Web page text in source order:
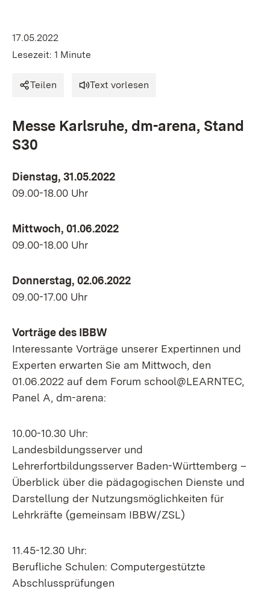
17.05.2022
Lesezeit: 1 Minute
Teilen Text vorlesen
Messe Karlsruhe, dm-arena, Stand
S30
Dienstag, 31.05.2022
09.00-18.00 Uhr
Mittwoch, 01.06.2022
09.00-18.00 Uhr
Donnerstag, 02.06.2022
09.00-17.00 Uhr
Vorträge des IBBW
Interessante Vorträge unserer Expertinnen und
Experten erwarten Sie am Mittwoch, den
01.06.2022 auf dem Forum school@LEARNTEC,
Panel A, dm-arena:
10.00-10.30 Uhr:
Landesbildungsserver und
Lehrerfortbildungsserver Baden-Württemberg –
Überblick über die pädagogischen Dienste und
Darstellung der Nutzungsmöglichkeiten für
Lehrkräfte (gemeinsam IBBW/ZSL)
11.45-12.30 Uhr:
Berufliche Schulen: Computergestützte
Abschlussprüfungen